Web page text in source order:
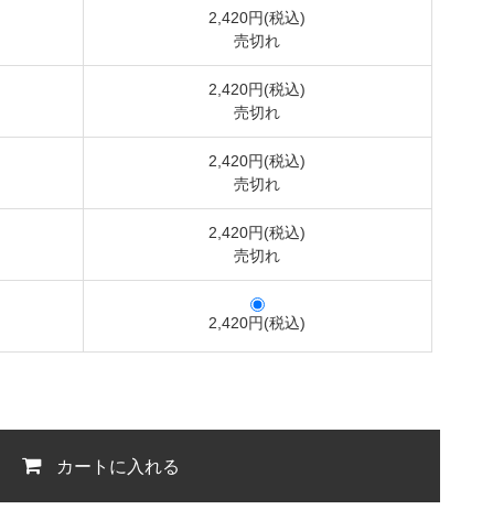
2,420円(税込)
売切れ
2,420円(税込)
売切れ
2,420円(税込)
売切れ
2,420円(税込)
売切れ
2,420円(税込)
カートに入れる